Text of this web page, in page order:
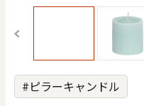
円
色で探す
#ピラーキャンドル